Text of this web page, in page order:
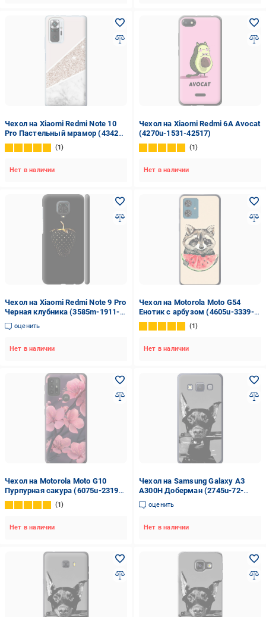
Чехол на Xiaomi Redmi Note 10
Pro Пастельный мрамор (4342u-
2297-42517)
1
Нет в наличии
Чехол на Xiaomi Redmi 6A Avocat
(4270u-1531-42517)
1
Нет в наличии
Чехол на Xiaomi Redmi Note 9 Pro
Черная клубника (3585m-1911-
42517)
оценить
Нет в наличии
Чехол на Motorola Moto G54
Енотик с арбузом (4605u-3339-
42517)
1
Нет в наличии
Чехол на Motorola Moto G10
Пурпурная сакура (6075u-2319-
42517)
1
Нет в наличии
Чехол на Samsung Galaxy A3
A300H Доберман (2745u-72-
42517)
оценить
Нет в наличии